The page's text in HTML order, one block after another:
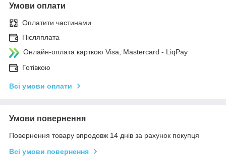
Умови оплати
Оплатити частинами
Післяплата
Онлайн-оплата карткою Visa, Mastercard - LiqPay
Готівкою
Всі умови оплати
Умови повернення
Повернення товару впродовж 14 днів за рахунок покупця
Всі умови повернення